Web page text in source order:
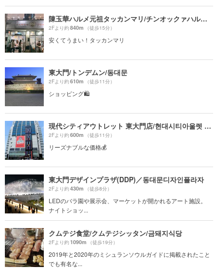
陳玉華ハルメ元祖タッカンマリ/チンオックァハルメ ウォンジョ タッカンマリ/진옥화할매원조닭한마리
2Fより約840m （徒歩15分）
安くてうまい！タッカンマリ
東大門/トンデムン/동대문
2Fより約610m （徒歩11分）
ショッピング🛍
現代シティアウトレット 東大門店/현대시티아울렛 동대문점
2Fより約600m （徒歩11分）
リーズナブルな価格💰
東大門デザインプラザ(DDP)／동대문디자인플라자
2Fより約430m （徒歩8分）
LEDのバラ園や展示会、マーケットが開かれるアート施設。
ナイトショッ...
クムテジ食堂/クムテジシッタン/금돼지식당
2Fより約1090m （徒歩19分）
2019年と2020年のミシュランソウルガイドに掲載されたこと
でも有名な...